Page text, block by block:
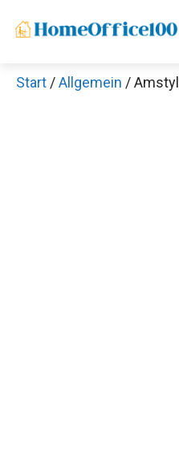
Inhalt
Start /Allgemein /